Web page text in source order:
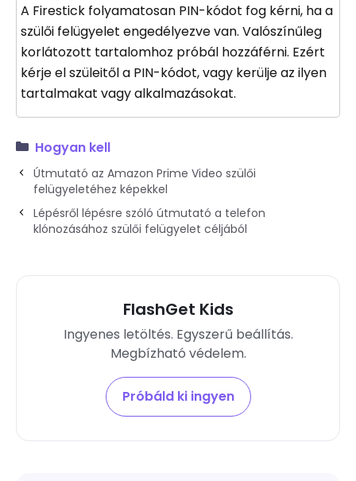
A Firestick folyamatosan PIN-kódot fog kérni, ha a
szülői felügyelet engedélyezve van. Valószínűleg
korlátozott tartalomhoz próbál hozzáférni. Ezért
kérje el szüleitől a PIN-kódot, vagy kerülje az ilyen
tartalmakat vagy alkalmazásokat.
Hogyan kell
Útmutató az Amazon Prime Video szülői
felügyeletéhez képekkel
Lépésről lépésre szóló útmutató a telefon
klónozásához szülői felügyelet céljából
FlashGet Kids
Ingyenes letöltés. Egyszerű beállítás.
Megbízható védelem.
Próbáld ki ingyen